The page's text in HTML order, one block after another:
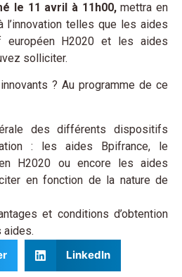
le 11 avril à 11h00,mettra en
l’innovation telles que les aides
européen H2020 et les aides
solliciter.
? Au programme de ce
des différents dispositifs
: les aides Bpifrance, le
H2020 ou encore les aides
en fonction de la nature de
et conditions d’obtention
LinkedIn